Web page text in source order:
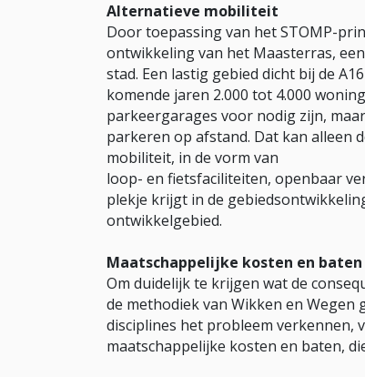
Alternatieve mobiliteit
Door toepassing van het STOMP-
ontwikkeling van het Maasterras,
stad. Een lastig gebied dicht bij de
komende jaren 2.000 tot 4.000
parkeergarages voor nodig zijn,
parkeren op afstand. Dat kan alleen
mobiliteit, in de vorm van
loop- en fietsfaciliteiten, openbaar
plekje krijgt in de
ontwikkelgebied.
Maatschappelijke kosten en baten
Om duidelijk te krijgen wat de
de methodiek van Wikken en
disciplines het probleem verkennen,
maatschappelijke kosten en baten,